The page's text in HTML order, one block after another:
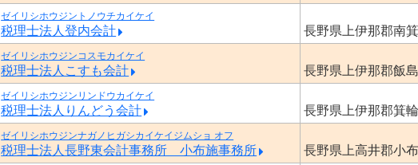
ゼイリシホウジントノウチカイケイ
税理士法人登内会計 長野県上伊那郡南
ゼイリシホウジンコスモカイケイ
税理士法人こすも会計 長野県上伊那郡飯
ゼイリシホウジンリンドウカイケイ
税理士法人りんどう会計 長野県上伊那郡箕
ゼイリシホウジンナガノヒガシカイケイジムショ オフ
税理士法人長野東会計事務所 小布施事務所 長野県上高井郡小